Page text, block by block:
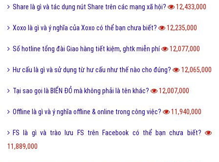
Share là gì và tác dụng nút Share trên các mạng xã hội? 12,433,000
Xoxo là gì và ý nghĩa của Xoxo có thể bạn chưa biết? 12,235,000
Số hotline tổng đài Giao hàng tiết kiệm, ghtk miễn phí 12,077,000
Hư cấu là gì và sử dụng từ hư cấu như thế nào cho đúng? 12,065,000
Tại sao gọi là BIỂN ĐỎ mà không phải là tên khác? 12,007,000
Offline là gì và ý nghĩa offline & online trong công việc? 11,940,000
FS là gì và trào lưu FS trên Facebook có thể bạn chưa biết?
11,889,000